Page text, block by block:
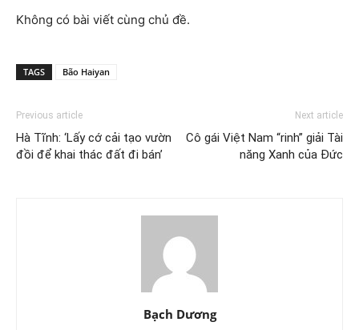
Không có bài viết cùng chủ đề.
TAGS Bão Haiyan
Previous article
Hà Tĩnh: ‘Lấy cớ cải tạo vườn
đồi để khai thác đất đi bán’
Next article
Cô gái Việt Nam “rinh” giải Tài
năng Xanh của Đức
Bạch Dương